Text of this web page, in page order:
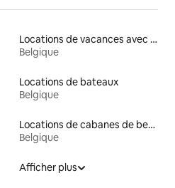
Locations de vacances avec piscine
Belgique
Locations de bateaux
Belgique
Locations de cabanes de berger
Belgique
Afficher plus